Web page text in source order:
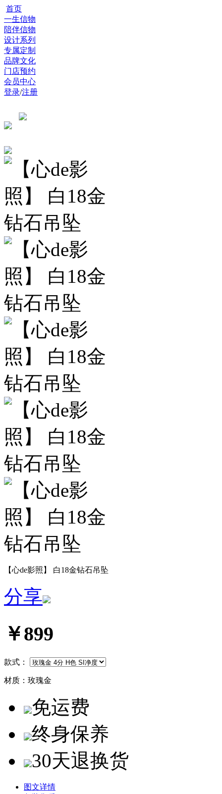
首页
一生信物
陪伴信物
设计系列
专属定制
品牌文化
门店预约
会员中心
登录/注册
【心de影照】 白18金钻石吊坠
分享
￥899
款式：
材质： 玫瑰金
免运费
终身保养
30天退换货
图文详情